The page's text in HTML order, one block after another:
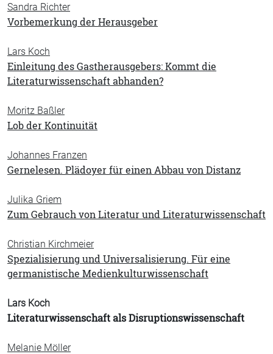
Sandra Richter
Vorbemerkung der Herausgeber
Lars Koch
Einleitung des Gastherausgebers: Kommt die
Literaturwissenschaft abhanden?
Moritz Baßler
Lob der Kontinuität
Johannes Franzen
Gernelesen. Plädoyer für einen Abbau von Distanz
Julika Griem
Zum Gebrauch von Literatur und Literaturwissenschaft
Christian Kirchmeier
Spezialisierung und Universalisierung. Für eine
germanistische Medienkulturwissenschaft
Lars Koch
Literaturwissenschaft als Disruptionswissenschaft
Melanie Möller